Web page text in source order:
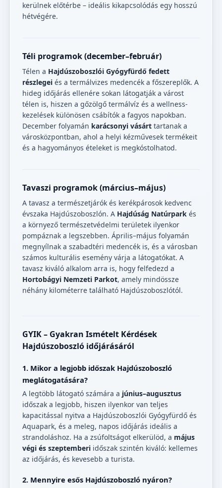
kerülnek előtérbe – ideális kikapcsolódás egy hosszú
hétvégére.
Téli programok (december–február)
Télen a Hajdúszoboszlói Gyógyfürdő fedett
részlegei és a termálvizes medencék a főszereplők. A
hideg időjárás ellenére sokan látogatják a várost
télen is, hiszen a gőzölgő termálvíz és a wellness-
kezelések különösen csábítók a fagyos napokban.
December folyamán karácsonyi vásárt tartanak a
városközpontban, ahol a helyi kézművesek termékeit
és a hagyományos ételeket is megkóstolhatod.
Tavaszi programok (március–május)
A tavasz a természetjárók és kerékpárosok kedvenc
évszaka Hajdúszoboszlón. A Hajdúság Natúrpark és
a környező természetvédelmi területek ilyenkor
pompáznak a legszebben. Április–május folyamán
megnyílnak a szabadtéri medencék is, és a városban
számos kulturális esemény várja a látogatókat. A
tavasz kiváló alkalom arra is, hogy felfedezd a
Hortobágyi Nemzeti Parkot, amely mindössze
néhány kilométerre található Hajdúszoboszlótól.
GYIK – Gyakran Ismételt Kérdések
Hajdúszoboszló időjárásáról
1. Mikor a legjobb időszak Hajdúszoboszló
meglátogatására?
A legtöbb látogató számára a június–augusztus
időszak a legjobb, hiszen ilyenkor van teljes
kapacitással nyitva a Hajdúszoboszlói Gyógyfürdő és
Aquapark, és a meleg, napos időjárás ideális a
strandoláshoz. Ha a zsúfoltságot elkerülöd, a május
végi és szeptemberi időszak szintén kiváló: kellemes
az időjárás, és kevesebb a turista.
2. Mennyire esős Hajdúszoboszló nyáron?